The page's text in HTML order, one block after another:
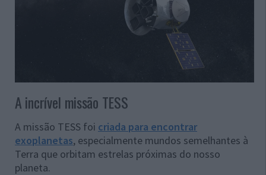
A incrível missão TESS
A missão TESS foi criada para encontrar
exoplanetas, especialmente mundos semelhantes à
Terra que orbitam estrelas próximas do nosso
planeta.